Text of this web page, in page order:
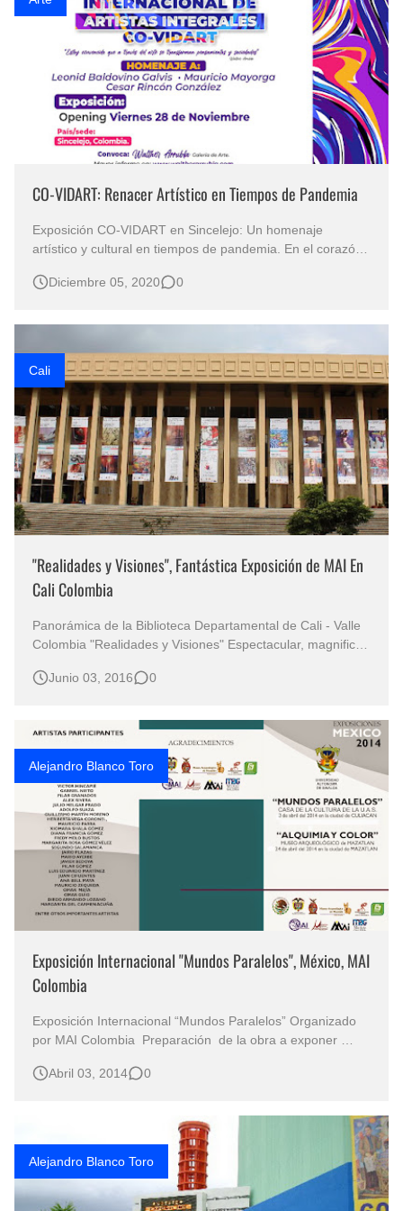
CO-VIDART: Renacer Artístico en Tiempos de Pandemia
Exposición CO-VIDART en Sincelejo: Un homenaje
artístico y cultural en tiempos de pandemia. En el corazón
resonó con la esencia misma de la resiliencia humana.
integrales, que además de …
Diciembre 05, 2020 0
Cali
"Realidades y Visiones", Fantástica Exposición de MAI En
Cali Colombia
Panorámica de la Biblioteca Departamental de Cali - Valle
Colombia "Realidades y Visiones" Espectacular, magnifica,
vivió en la capital valluna , a través de la muestra colectiva
Junio 03, 2016 0
Alejandro Blanco Toro
Exposición Internacional "Mundos Paralelos", México, MAI
Colombia
Exposición Internacional “Mundos Paralelos” Organizado
por MAI Colombia Preparación de la obra a exponer
Sinaloa, Culiacán México 03 de Abril de 2014
Universidad Autónoma de Sinaloa con sede …
Abril 03, 2014 0
Alejandro Blanco Toro